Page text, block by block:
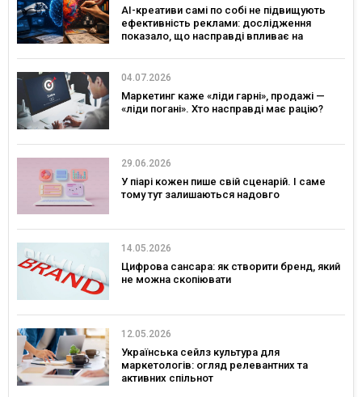
AI-креативи самі по собі не підвищують
ефективність реклами: дослідження
показало, що насправді впливає на
04.07.2026
Маркетинг каже «ліди гарні», продажі —
«ліди погані». Хто насправді має рацію?
29.06.2026
У піарі кожен пише свій сценарій. І саме
тому тут залишаються надовго
14.05.2026
Цифрова сансара: як створити бренд, який
не можна скопіювати
12.05.2026
Українська сейлз культура для
маркетологів: огляд релевантних та
активних спільнот